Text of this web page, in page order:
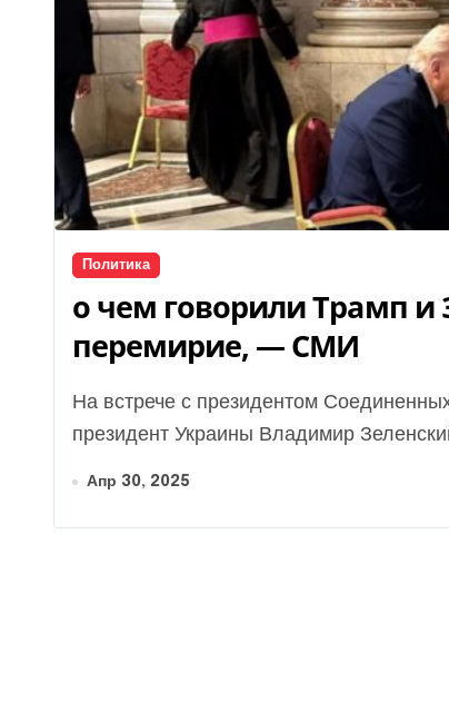
Политика
о чем говорили Трамп и
перемирие, — СМИ
На встрече с президентом Соединенных Штатов Америки Дональдом Трампом в Риме
президент Украины Владимир
Апр 30, 2025